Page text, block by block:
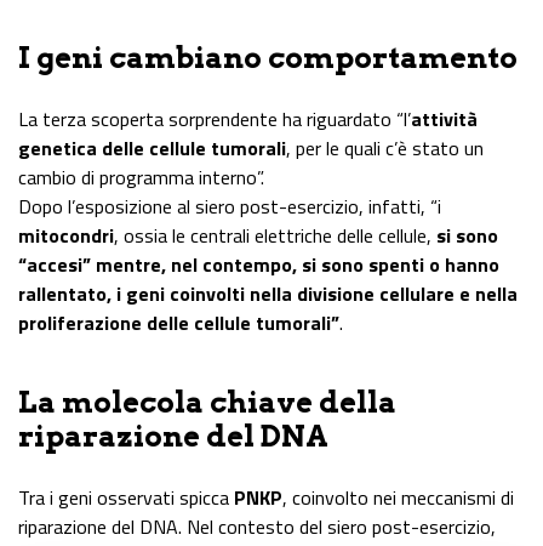
I geni cambiano comportamento
La terza scoperta sorprendente ha riguardato “l’attività
genetica delle cellule tumorali, per le quali c’è stato un
cambio di programma interno”.
Dopo l’esposizione al siero post-esercizio, infatti, “i
mitocondri, ossia le centrali elettriche delle cellule, si sono
“accesi” mentre, nel contempo, si sono spenti o hanno
rallentato, i geni coinvolti nella divisione cellulare e nella
proliferazione delle cellule tumorali”.
La molecola chiave della
riparazione del DNA
Tra i geni osservati spicca PNKP, coinvolto nei meccanismi di
riparazione del DNA. Nel contesto del siero post-esercizio,